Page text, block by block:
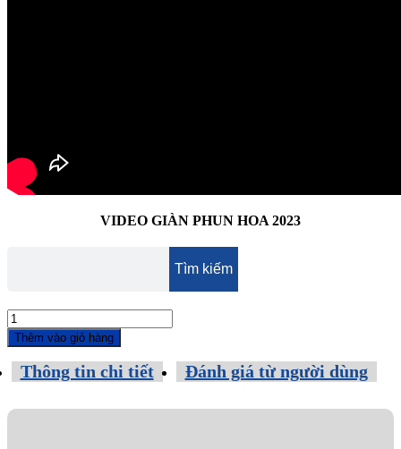
VIDEO GIÀN PHUN HOA 2023
Giàn
Phun
Hoa
2026
số
Thêm vào giỏ hàng
Thông tin chi tiết Đánh giá từ người dùng